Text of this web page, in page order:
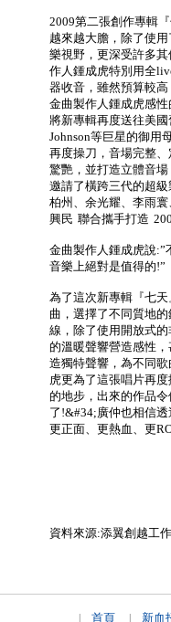
2009第二張創作專輯
越來越大膽，除了使
樂視野，更深受許多
作人鍾成虎特別用全
器收音，雖然預算較
金曲製作人鍾成虎感
將新專輯再度送往美國
Johnson等巨星的御用
再度操刀，音場完整
驚艷，並打造立體音
邀請了橫跨三代的超
柏州、余光耀、李雨
興民 聯合攜手打造
金曲製作人鍾成虎說:”
音樂上絕對是值得的!”
為了這次新專輯『七
曲，選擇了不同質地
線，除了使用開放式
的溫暖聲響營造感性
造獨特聲響，為不同
虎更為了這張唱片再
的地步，出來的作品
了!&#34;廣仲也相信
更正面、更熱血、更
資料來源:添翼創越工
首頁 新血